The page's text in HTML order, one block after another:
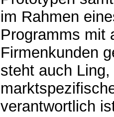
im Rahmen
Programms mit
Firmenkunden
steht auch
verantwortlich